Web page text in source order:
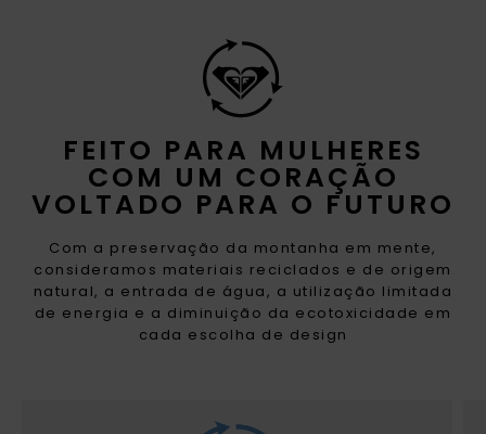
FEITO PARA MULHERES
COM UM CORAÇÃO
VOLTADO PARA O FUTURO
Com a preservação da montanha em mente,
consideramos materiais reciclados e de origem
natural, a entrada de água, a utilização limitada
de energia e a diminuição da ecotoxicidade em
cada escolha de design